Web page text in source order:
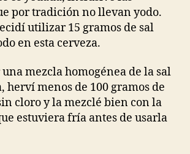
por tradición no llevan yodo.
utilizar 15 gramos de sal
en esta cerveza.
mezcla homogénea de la sal
herví menos de 100 gramos de
cloro y la mezclé bien con la
estuviera fría antes de usarla